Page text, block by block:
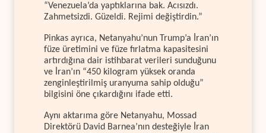
“Venezuela’da yaptıklarına bak. Acısızdı.
Zahmetsizdi. Güzeldi. Rejimi değiştirdin.”
Pinkas ayrıca, Netanyahu’nun Trump’a İran’ın
füze üretimini ve füze fırlatma kapasitesini
artırdığına dair istihbarat verileri sunduğunu
ve İran’ın “450 kilogram yüksek oranda
zenginleştirilmiş uranyuma sahip olduğu”
bilgisini öne çıkardığını ifade etti.
Aynı aktarıma göre Netanyahu, Mossad
Direktörü David Barnea’nın desteğiyle İran